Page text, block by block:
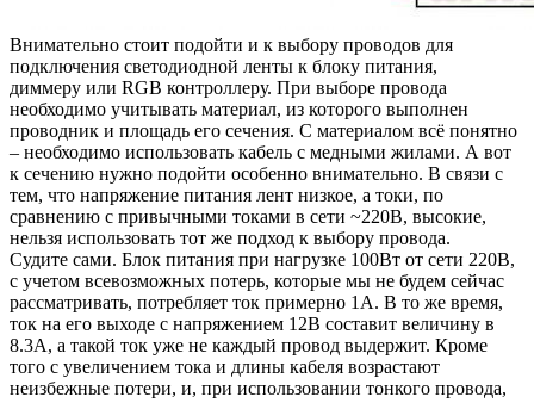
Внимательно стоит подойти и к выбору проводов для
подключения светодиодной ленты к блоку питания,
диммеру или RGB контроллеру. При выборе провода
необходимо учитывать материал, из которого выполнен
проводник и площадь его сечения. С материалом всё понятно
– необходимо использовать кабель с медными жилами. А вот
к сечению нужно подойти особенно внимательно. В связи с
тем, что напряжение питания лент низкое, а токи, по
сравнению с привычными токами в сети ~220В, высокие,
нельзя использовать тот же подход к выбору провода.
Судите сами. Блок питания при нагрузке 100Вт от сети 220В,
с учетом всевозможных потерь, которые мы не будем сейчас
рассматривать, потребляет ток примерно 1А. В то же время,
ток на его выходе с напряжением 12В составит величину в
8.3А, а такой ток уже не каждый провод выдержит. Кроме
того с увеличением тока и длины кабеля возрастают
неизбежные потери, и, при использовании тонкого провода,